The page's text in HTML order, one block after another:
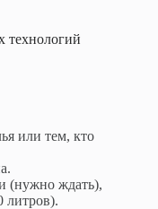
технологий
или тем, кто
(нужно ждать),
литров).